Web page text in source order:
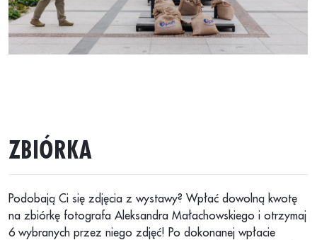
ZBIÓRKA
Podobają Ci się zdjęcia z wystawy? Wpłać dowolną kwotę
na zbiórkę fotografa Aleksandra Małachowskiego i otrzymaj
6 wybranych przez niego zdjęć! Po dokonanej wpłacie